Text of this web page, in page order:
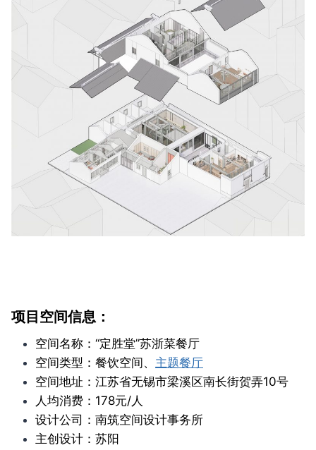
项目空间信息：
空间名称：“定胜堂”苏浙菜餐厅
空间类型：餐饮空间、 主题餐厅
空间地址：江苏省无锡市梁溪区南长街贺弄10号
人均消费：178元/人
设计公司：南筑空间设计事务所
主创设计：苏阳